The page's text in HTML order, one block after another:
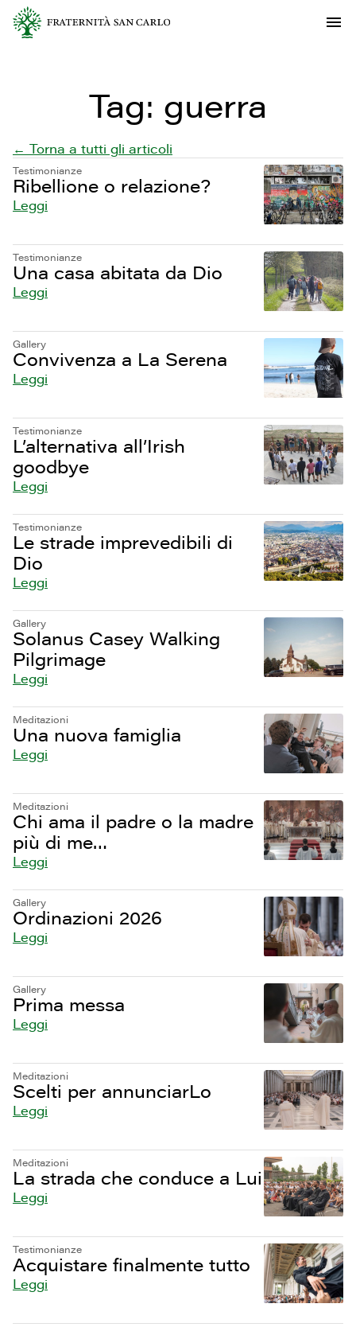
Tag: guerra
← Torna a tutti gli articoli
Testimonianze
Ribellione o relazione?
Leggi
Testimonianze
Una casa abitata da Dio
Leggi
Gallery
Convivenza a La Serena
Leggi
Testimonianze
L’alternativa all’Irish
goodbye
Leggi
Testimonianze
Le strade imprevedibili di
Dio
Leggi
Gallery
Solanus Casey Walking
Pilgrimage
Leggi
Meditazioni
Una nuova famiglia
Leggi
Meditazioni
Chi ama il padre o la madre
più di me…
Leggi
Gallery
Ordinazioni 2026
Leggi
Gallery
Prima messa
Leggi
Meditazioni
Scelti per annunciarLo
Leggi
Meditazioni
La strada che conduce a Lui
Leggi
Testimonianze
Acquistare finalmente tutto
Leggi